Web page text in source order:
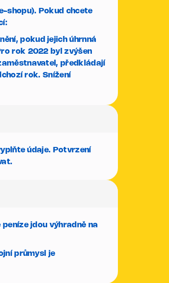
shopu). Pokud chcete
pokud jejich úhrnná
rok 2022 byl zvýšen
předkládají
rok. Snížení
údaje. Potvrzení
jdou výhradně na
průmysl je